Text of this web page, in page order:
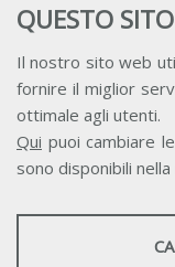
QUESTO
Il nostro sito web
fornire il miglior
ottimale agli utenti.
Qui puoi cambiare
sono disponibili
STATISTICHE
Accesso Aderenti
Accesso Consulta
Accesso Team